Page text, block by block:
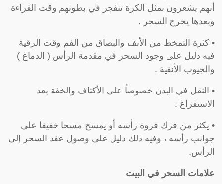
أنهم يشعرون بمثل الكرة تنفجر في بطونهم وقت القراءة
وبعدها يخرج السحر .
• كثرة التمخط من الأنف والبصاق من الفم وقت الرقية
فيه دليل على وجود السحر في مقدمة الرأس ( الدماغ )
والجيوب الأنفية .
• الثقل في البدن خصوصاً على الأكتاف والخفة بعد
الاستفراغ .
• يكثر من فرك فروة رأسه أو يمسح مسحا خفيفا على
جوانب رأسه ، وفيه ذلك دليل على وصول عقد السحر إلى
الرأس.
علامات السحر في البيت